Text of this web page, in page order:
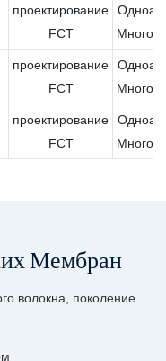
проектирование
FCT
проектирование
FCT
проектирование
FCT
Мембран